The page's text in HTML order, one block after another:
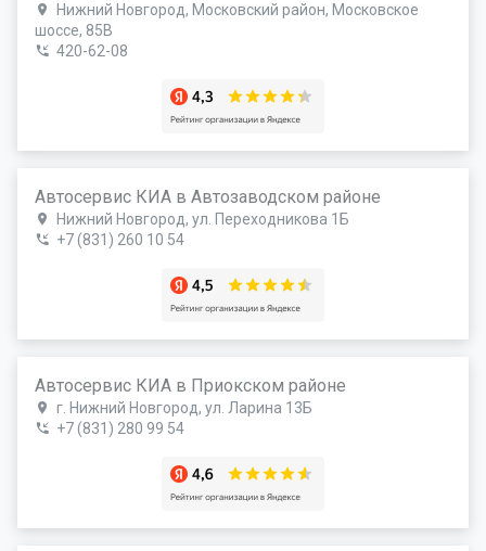
Нижний Новгород, Московский район, Московское
шоссе, 85В
420-62-08
Автосервис КИА в Автозаводском районе
Нижний Новгород, ул. Переходникова 1Б
+7 (831) 260 10 54
Автосервис КИА в Приокском районе
г. Нижний Новгород, ул. Ларина 13Б
+7 (831) 280 99 54